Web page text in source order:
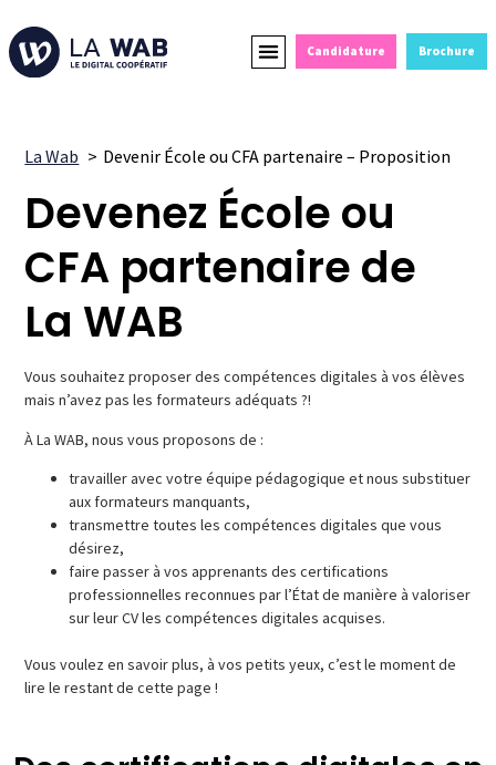
Candidature Brochure
La Wab Devenir École ou CFA partenaire – Proposition
Devenez École ou
CFA partenaire de
La WAB
Vous souhaitez proposer des compétences digitales à vos élèves
mais n’avez pas les formateurs adéquats ?!
À La WAB, nous vous proposons de :
travailler avec votre équipe pédagogique et nous substituer
aux formateurs manquants,
transmettre toutes les compétences digitales que vous
désirez,
faire passer à vos apprenants des certifications
professionnelles reconnues par l’État de manière à valoriser
sur leur CV les compétences digitales acquises.
Vous voulez en savoir plus, à vos petits yeux, c’est le moment de
lire le restant de cette page !